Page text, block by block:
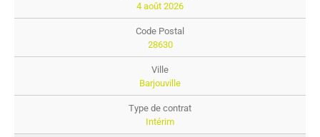
4 août 2026
28630
Barjouville
Intérim